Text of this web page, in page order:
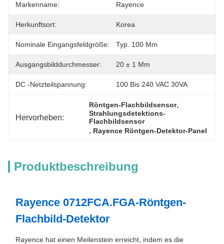
Markenname: Rayence
Herkunftsort: Korea
Nominale Eingangsfeldgröße: Typ. 100 Mm
Ausgangsbilddurchmesser: 20 ± 1 Mm
DC -Netzteilspannung: 100 Bis 240 VAC 30VA
Hervorheben:
Röntgen-Flachbildsensor,
Strahlungsdetektions-
Flachbildsensor
, Rayence Röntgen-Detektor-Panel
Produktbeschreibung
Rayence 0712FCA.FGA-Röntgen-
Flachbild-Detektor
Rayence hat einen Meilenstein erreicht, indem es die